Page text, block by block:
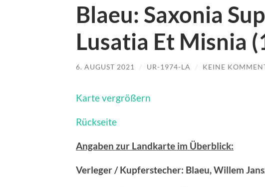
Blaeu: Saxonia
Lusatia Et Misnia
6. AUGUST 2021 / UR-1974-LA / KEINE
Karte vergrößern
Rückseite
Angaben zur Landkarte im Überblick:
Verleger / Kupferstecher: Blaeu, Willem